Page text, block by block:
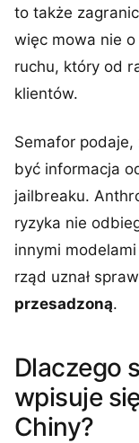
to także
więc mowa nie
ruchu, który od
klientów.
Semafor podaje,
być informacja
jailbreaku.
ryzyka nie
innymi
rząd uznał
przesadzoną.
Dlaczego
wpisuje
Chiny?